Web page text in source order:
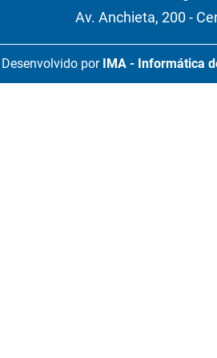
Av. Anchieta, 200 -
Desenvolvido por IMA - Informática